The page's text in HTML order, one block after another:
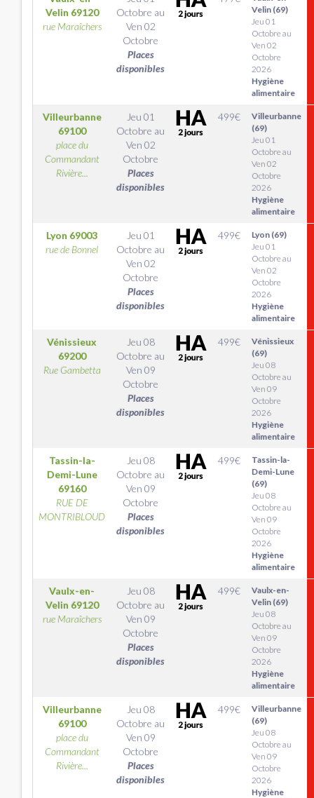
Velin 69120
rue Maraîchers
Octobre au
Ven 02
Octobre
Places
disponibles
Velin (69)
Jeu 01
Octobre au
Ven 02
Octobre
2026
Hygiène
alimentaire
Villeurbanne
69100
place du
Commandant
Rivière...
Jeu 01
Octobre au
Ven 02
Octobre
Places
disponibles
499€
Villeurbanne
(69)
Jeu 01
Octobre au
Ven 02
Octobre
2026
Hygiène
alimentaire
Lyon 69003
rue de Bonnel
Jeu 01
Octobre au
Ven 02
Octobre
Places
disponibles
499€
Lyon (69)
Jeu 01
Octobre au
Ven 02
Octobre
2026
Hygiène
alimentaire
Vénissieux
69200
Rue Gambetta
Jeu 08
Octobre au
Ven 09
Octobre
Places
disponibles
499€
Vénissieux
(69)
Jeu 08
Octobre au
Ven 09
Octobre
2026
Hygiène
alimentaire
Tassin-la-
Demi-Lune
69160
RUE DE
MONTRIBLOUD
Jeu 08
Octobre au
Ven 09
Octobre
Places
disponibles
499€
Tassin-la-
Demi-Lune
(69)
Jeu 08
Octobre au
Ven 09
Octobre
2026
Hygiène
alimentaire
Vaulx-en-
Velin 69120
rue Maraîchers
Jeu 08
Octobre au
Ven 09
Octobre
Places
disponibles
499€
Vaulx-en-
Velin (69)
Jeu 08
Octobre au
Ven 09
Octobre
2026
Hygiène
alimentaire
Villeurbanne
69100
place du
Commandant
Rivière...
Jeu 08
Octobre au
Ven 09
Octobre
Places
disponibles
499€
Villeurbanne
(69)
Jeu 08
Octobre au
Ven 09
Octobre
2026
Hygiène